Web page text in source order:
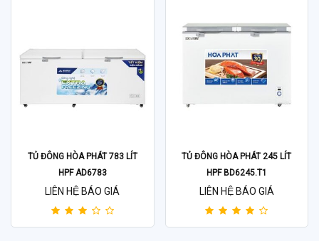
TỦ ĐÔNG HÒA PHÁT 783 LÍT
HPF AD6783
LIÊN HỆ BÁO GIÁ
TỦ ĐÔNG HÒA PHÁT 245 LÍT
HPF BD6245.T1
LIÊN HỆ BÁO GIÁ